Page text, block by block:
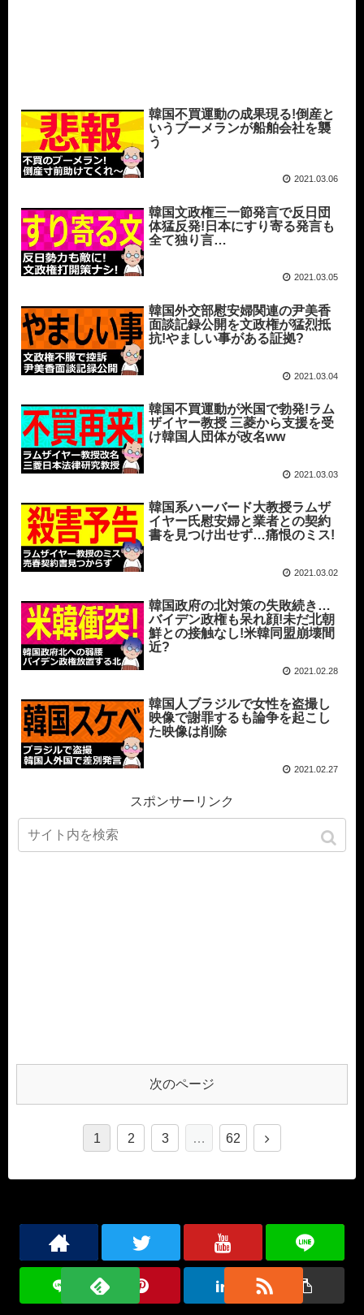
韓国不買運動の成果現る!倒産と
いうブーメランが船舶会社を襲
う
2021.03.06
韓国文政権三一節発言で反日団
体猛反発!日本にすり寄る発言も
全て独り言…
2021.03.05
韓国外交部慰安婦関連の尹美香
面談記録公開を文政権が猛烈抵
抗!やましい事がある証拠?
2021.03.04
韓国不買運動が米国で勃発!ラム
ザイヤー教授 三菱から支援を受
け韓国人団体が改名ww
2021.03.03
韓国系ハーバード大教授ラムザ
イヤー氏慰安婦と業者との契約
書を見つけ出せず…痛恨のミス!
2021.03.02
韓国政府の北対策の失敗続き…
バイデン政権も呆れ顔!未だ北朝
鮮との接触なし!米韓同盟崩壊間
近?
2021.02.28
韓国人ブラジルで女性を盗撮し
映像で謝罪するも論争を起こし
た映像は削除
2021.02.27
スポンサーリンク
次のページ
1 2 3 … 62